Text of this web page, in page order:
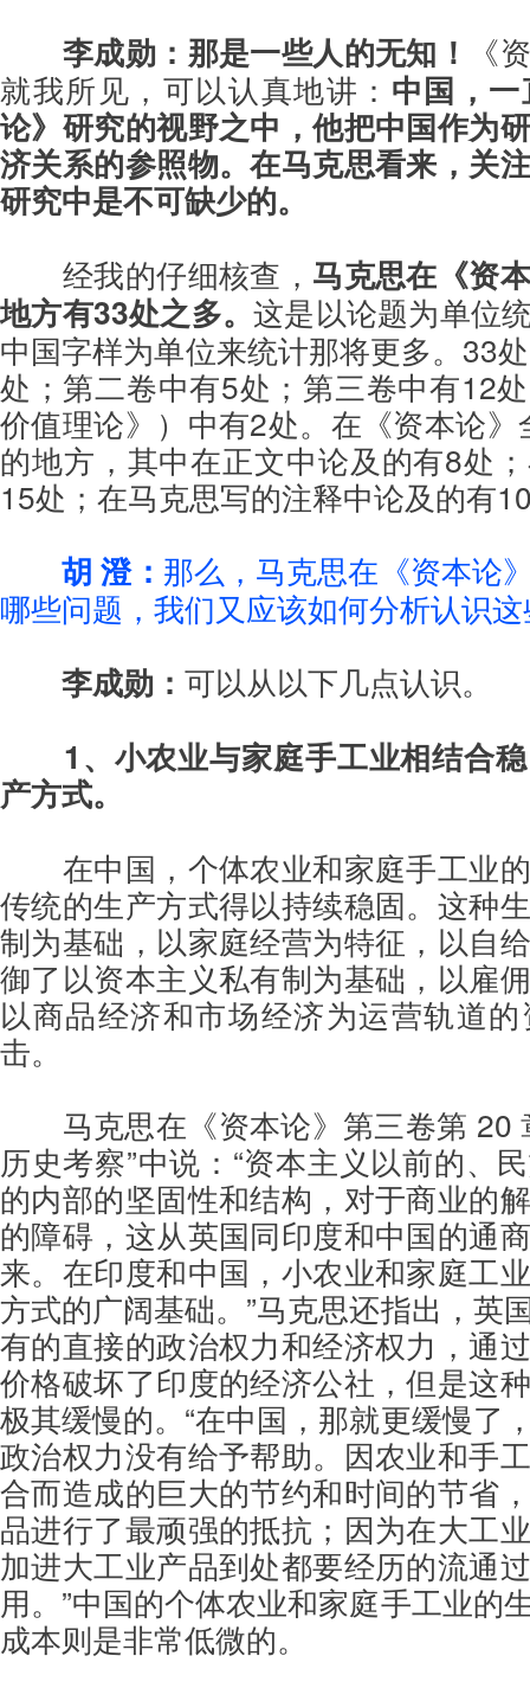
李成勋：那是一些人的无知！
《
就我所见，可以认真地讲： 中国，
论》研究的视野之中，他把中国作为
济关系的参照物。在马克思看来， 关
研究中是不可缺少的。
经我的仔细核查， 马克思在《资
地方有33处之多。 这是以论题为单位
中国字样为单位来统计那将更多。33
处；第二卷中有5处；第三卷中有12
价值理论》）中有2处。在《资本论
的地方，其中在正文中论及的有8处
15处；在马克思写的注释中论及的有
胡 澄： 那么，马克思在《资本论
哪些问题，我们又应该如何分析认识
李成勋： 可以从以下几点认识。
1、小农业与家庭手工业相结合
产方式。
在中国，个体农业和家庭手工业
传统的生产方式得以持续稳固。这种
制为基础，以家庭经营为特征，以自
御了以资本主义私有制为基础，以雇
以商品经济和市场经济为运营轨道
击。
马克思在《资本论》第三卷第 20
历史考察”中说：“资本主义以前的、
的内部的坚固性和结构，对于商业的
的障碍，这从英国同印度和中国的通
来。在印度和中国，小农业和家庭工
方式的广阔基础。”马克思还指出，英
有的直接的政治权力和经济权力，通
价格破坏了印度的经济公社，但是这
极其缓慢的。“在中国，那就更缓慢了
政治权力没有给予帮助。因农业和手
合而造成的巨大的节约和时间的节省
品进行了最顽强的抵抗；因为在大工
加进大工业产品到处都要经历的流通
用。”中国的个体农业和家庭手工业的
成本则是非常低微的。